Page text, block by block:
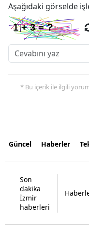
Aşağıdaki görselde
* Bu içerik ile ilgili
Güncel Haberler
Son
dakika
İzmir
haberleri